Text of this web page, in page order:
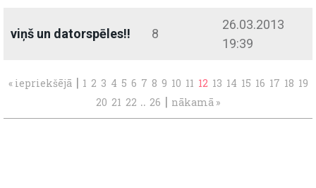
viņš un datorspēles!! 8
26.03.2013
19:39
« iepriekšējā | 1 2 3 4 5 6 7 8 9 10 11 12 13 14 15 16 17 18 19
20 21 22 .. 26 | nākamā »